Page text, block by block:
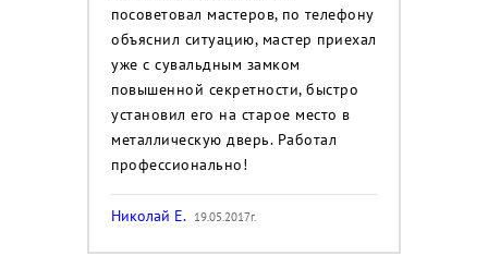
посоветовал мастеров, по телефону
объяснил ситуацию, мастер приехал
уже с сувальдным замком
повышенной секретности, быстро
установил его на старое место в
металлическую дверь. Работал
профессионально!
Николай Е. 19.05.2017г.